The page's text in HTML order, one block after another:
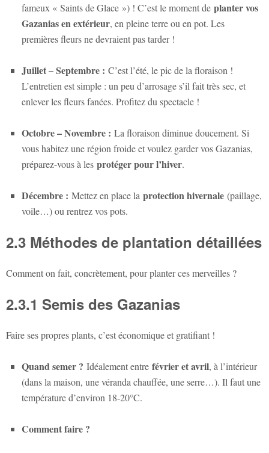
fameux « Saints de Glace ») ! C’est le moment de planter vos
Gazanias en extérieur, en pleine terre ou en pot. Les
premières fleurs ne devraient pas tarder !
Juillet – Septembre : C’est l’été, le pic de la floraison !
L’entretien est simple : un peu d’arrosage s’il fait très sec, et
enlever les fleurs fanées. Profitez du spectacle !
Octobre – Novembre : La floraison diminue doucement. Si
vous habitez une région froide et voulez garder vos Gazanias,
préparez-vous à les protéger pour l’hiver.
Décembre : Mettez en place la protection hivernale (paillage,
voile…) ou rentrez vos pots.
2.3 Méthodes de plantation détaillées
Comment on fait, concrètement, pour planter ces merveilles ?
2.3.1 Semis des Gazanias
Faire ses propres plants, c’est économique et gratifiant !
Quand semer ? Idéalement entre février et avril, à l’intérieur
(dans la maison, une véranda chauffée, une serre…). Il faut une
température d’environ 18-20°C.
Comment faire ?